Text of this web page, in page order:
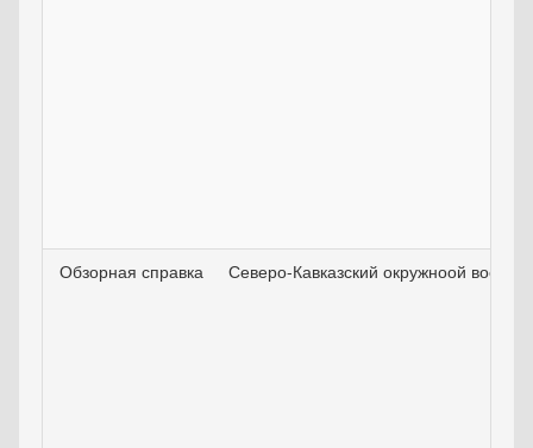
Обзорная справка Северо-Кавказский окружноой